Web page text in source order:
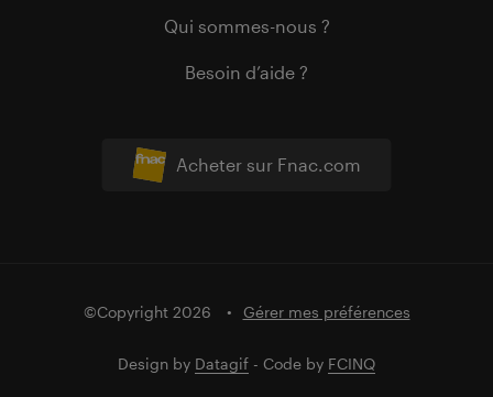
Acheter sur Fnac.com
Qui sommes-nous ?
Besoin d’aide ?
©Copyright 2026 Gérer mes préférences
Design by Datagif - Code by FCINQ